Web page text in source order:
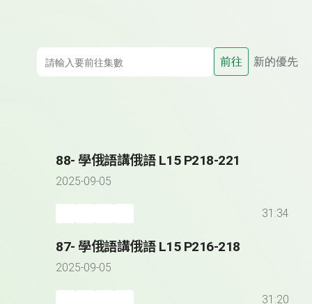
前往 新的優先
88- 學俄語講俄語 L15 P218-221
2025-09-05
31:34
87- 學俄語講俄語 L15 P216-218
2025-09-05
31:20